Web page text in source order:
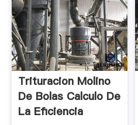
Trituracion Molino
De Bolas Calculo De
La Eficiencia